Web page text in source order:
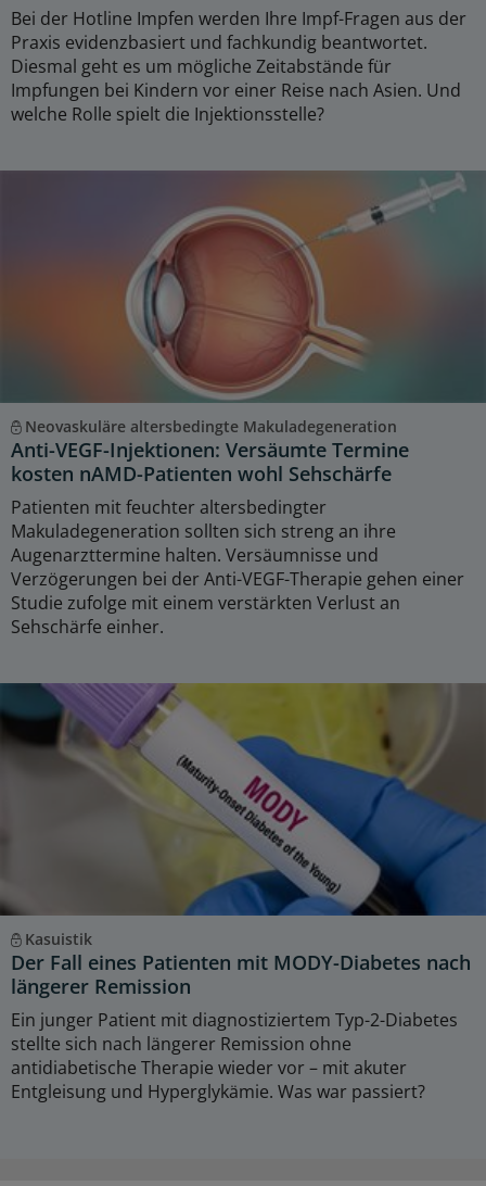
Bei der Hotline Impfen werden Ihre Impf-Fragen aus der
Praxis evidenzbasiert und fachkundig beantwortet.
Diesmal geht es um mögliche Zeitabstände für
Impfungen bei Kindern vor einer Reise nach Asien. Und
welche Rolle spielt die Injektionsstelle?
Neovaskuläre altersbedingte Makuladegeneration
Anti-VEGF-Injektionen: Versäumte Termine
kosten nAMD-Patienten wohl Sehschärfe
Patienten mit feuchter altersbedingter
Makuladegeneration sollten sich streng an ihre
Augenarzttermine halten. Versäumnisse und
Verzögerungen bei der Anti-VEGF-Therapie gehen einer
Studie zufolge mit einem verstärkten Verlust an
Sehschärfe einher.
Kasuistik
Der Fall eines Patienten mit MODY-Diabetes nach
längerer Remission
Ein junger Patient mit diagnostiziertem Typ-2-Diabetes
stellte sich nach längerer Remission ohne
antidiabetische Therapie wieder vor – mit akuter
Entgleisung und Hyperglykämie. Was war passiert?